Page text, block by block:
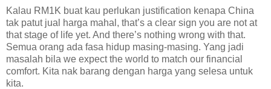
Kalau RM1K buat kau perlukan justification kenapa China
tak patut jual harga mahal, that’s a clear sign you are not at
that stage of life yet. And there’s nothing wrong with that.
Semua orang ada fasa hidup masing-masing. Yang jadi
masalah bila we expect the world to match our financial
comfort. Kita nak barang dengan harga yang selesa untuk
kita.